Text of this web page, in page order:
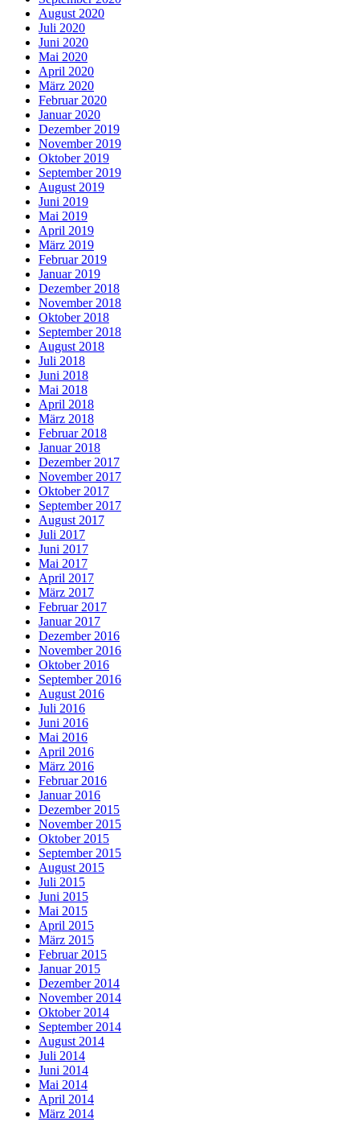
August 2020
Juli 2020
Juni 2020
Mai 2020
April 2020
März 2020
Februar 2020
Januar 2020
Dezember 2019
November 2019
Oktober 2019
September 2019
August 2019
Juni 2019
Mai 2019
April 2019
März 2019
Februar 2019
Januar 2019
Dezember 2018
November 2018
Oktober 2018
September 2018
August 2018
Juli 2018
Juni 2018
Mai 2018
April 2018
März 2018
Februar 2018
Januar 2018
Dezember 2017
November 2017
Oktober 2017
September 2017
August 2017
Juli 2017
Juni 2017
Mai 2017
April 2017
März 2017
Februar 2017
Januar 2017
Dezember 2016
November 2016
Oktober 2016
September 2016
August 2016
Juli 2016
Juni 2016
Mai 2016
April 2016
März 2016
Februar 2016
Januar 2016
Dezember 2015
November 2015
Oktober 2015
September 2015
August 2015
Juli 2015
Juni 2015
Mai 2015
April 2015
März 2015
Februar 2015
Januar 2015
Dezember 2014
November 2014
Oktober 2014
September 2014
August 2014
Juli 2014
Juni 2014
Mai 2014
April 2014
März 2014